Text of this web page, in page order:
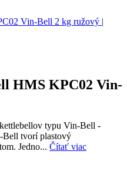
HMS KPC02 Vin-
typu Vin-Bell -
Bell tvorí plastový
Jedno... Čítať viac